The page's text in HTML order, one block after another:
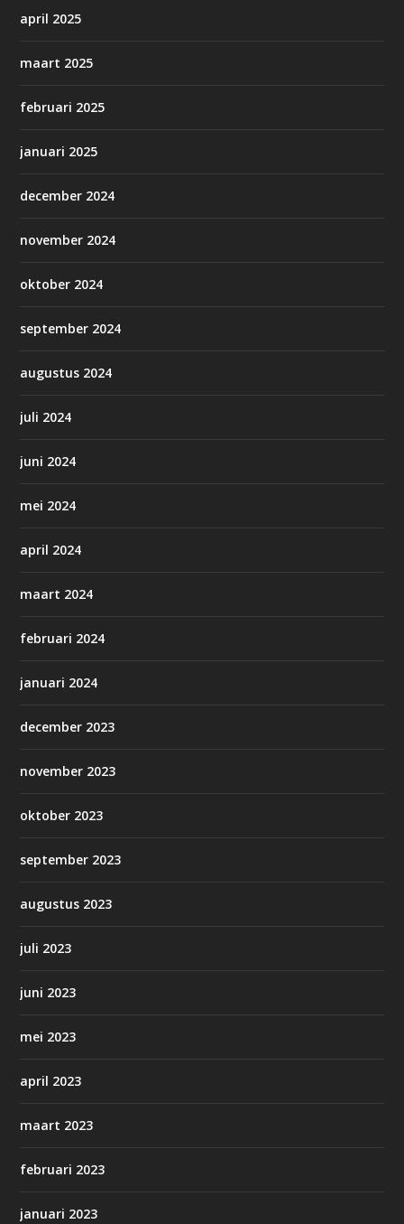
april 2025
maart 2025
februari 2025
januari 2025
december 2024
november 2024
oktober 2024
september 2024
augustus 2024
juli 2024
juni 2024
mei 2024
april 2024
maart 2024
februari 2024
januari 2024
december 2023
november 2023
oktober 2023
september 2023
augustus 2023
juli 2023
juni 2023
mei 2023
april 2023
maart 2023
februari 2023
januari 2023